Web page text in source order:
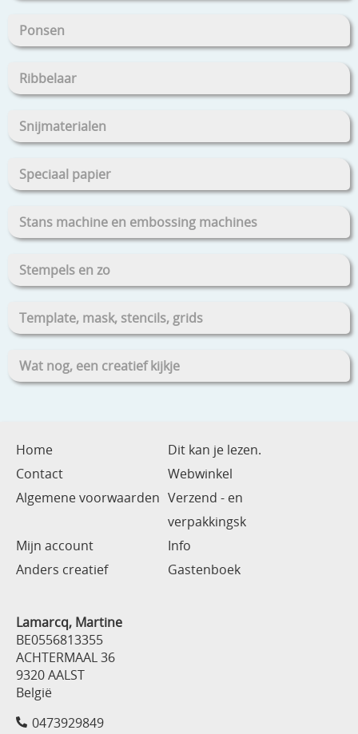
Ponsen
Ribbelaar
Snijmaterialen
Speciaal papier
Stans machine en embossing machines
Stempels en zo
Template, mask, stencils, grids
Wat nog, een creatief kijkje
Home
Dit kan je lezen.
Contact
Webwinkel
Algemene voorwaarden Verzend - en
verpakkingsk
Mijn account
Info
Anders creatief
Gastenboek
Lamarcq, Martine
BE0556813355
ACHTERMAAL 36
9320 AALST
België
0473929849